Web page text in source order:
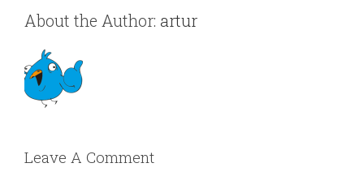
About the Author: artur
Leave A Comment